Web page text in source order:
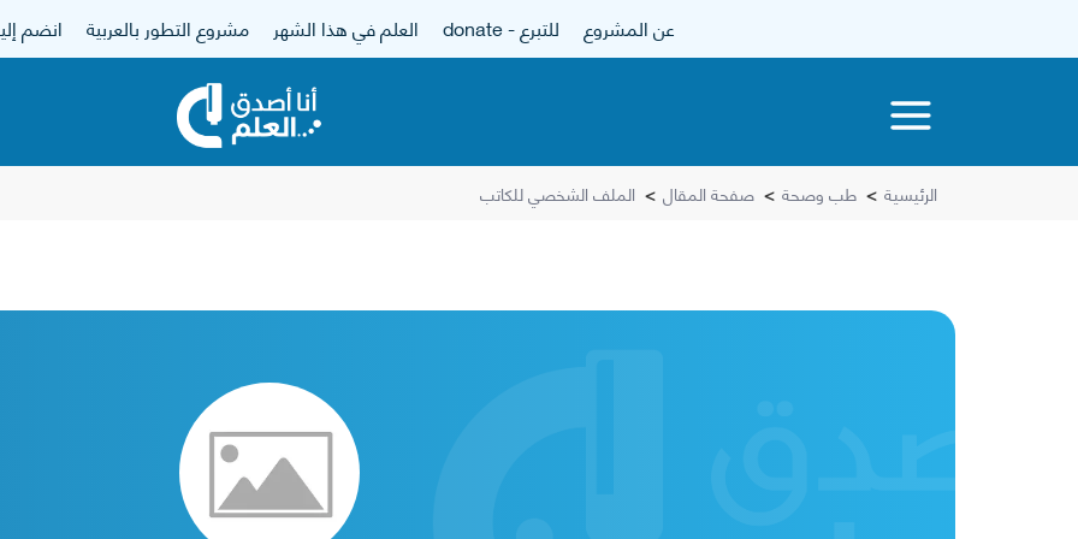
عن المشروع للتبرع - donate العلم في هذا الشهر مشروع التطور بالعربية انضم
الرئيسية > طب وصحة > صفحة المقال > الملف الشخصي للكاتب